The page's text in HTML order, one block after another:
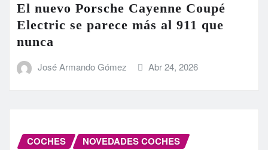
El nuevo Porsche Cayenne Coupé
Electric se parece más al 911 que
nunca
José Armando Gómez Abr 24, 2026
COCHES
NOVEDADES COCHES